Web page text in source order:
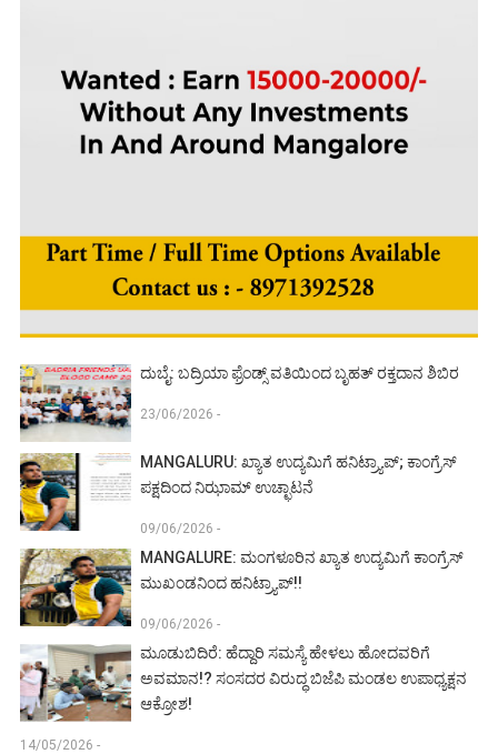
ದುಬೈ: ಬದ್ರಿಯಾ ಫ್ರೆಂಡ್ಸ್ ವತಿಯಿಂದ ಬೃಹತ್ ರಕ್ತದಾನ ಶಿಬಿರ
23/06/2026 -
MANGALURU: ಖ್ಯಾತ ಉದ್ಯಮಿಗೆ ಹನಿಟ್ರ್ಯಾಪ್; ಕಾಂಗ್ರೆಸ್
ಪಕ್ಷದಿಂದ ನಿಝಾಮ್ ಉಚ್ಛಾಟನೆ
09/06/2026 -
MANGALURE: ಮಂಗಳೂರಿನ ಖ್ಯಾತ ಉದ್ಯಮಿಗೆ ಕಾಂಗ್ರೆಸ್
ಮುಖಂಡನಿಂದ ಹನಿಟ್ರ್ಯಾಪ್!!
09/06/2026 -
ಮೂಡುಬಿದಿರೆ: ಹೆದ್ದಾರಿ ಸಮಸ್ಯೆ ಹೇಳಲು ಹೋದವರಿಗೆ
ಅವಮಾನ!? ಸಂಸದರ ವಿರುದ್ಧ ಬಿಜೆಪಿ ಮಂಡಲ ಉಪಾಧ್ಯಕ್ಷನ
ಆಕ್ರೋಶ!
14/05/2026 -